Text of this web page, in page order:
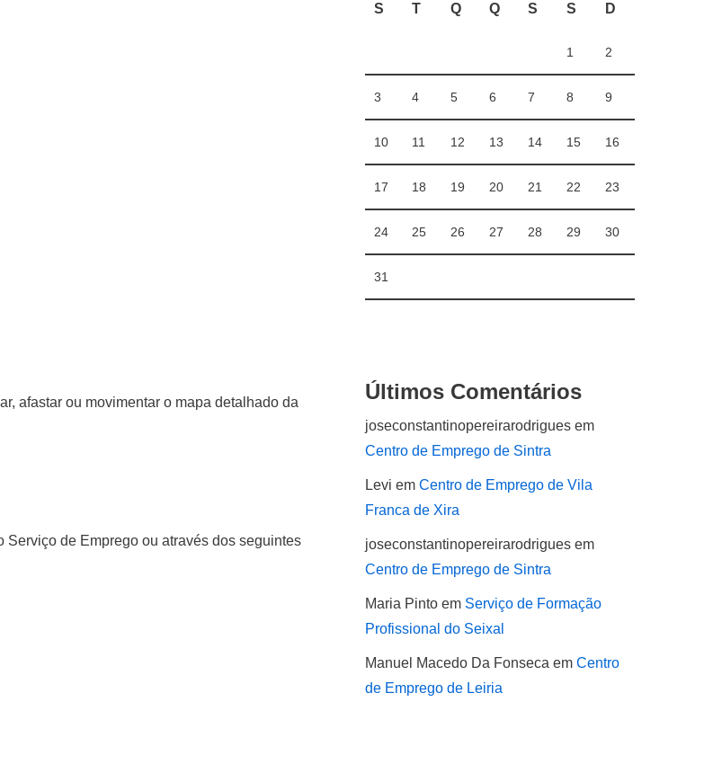
afastar ou movimentar o mapa detalhado da
de Emprego ou através dos seguintes
S T Q Q S S D
1 2
3 4 5 6 7 8 9
10 11 12 13 14 15 16
17 18 19 20 21 22 23
24 25 26 27 28 29 30
31
Últimos Comentários
joseconstantinopereirarodrigues em
Centro de Emprego de Sintra
Levi em Centro de Emprego de Vila
Franca de Xira
joseconstantinopereirarodrigues em
Centro de Emprego de Sintra
Maria Pinto em Serviço de Formação
Profissional do Seixal
Manuel Macedo Da Fonseca em Centro
de Emprego de Leiria